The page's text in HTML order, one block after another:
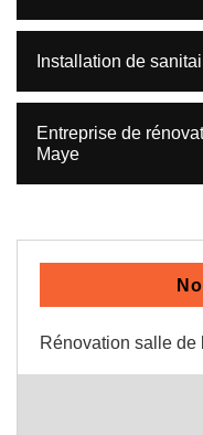
Installation de
Entreprise de
Maye
Rénovation salle de